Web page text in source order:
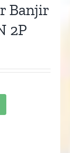
Banjir
2P